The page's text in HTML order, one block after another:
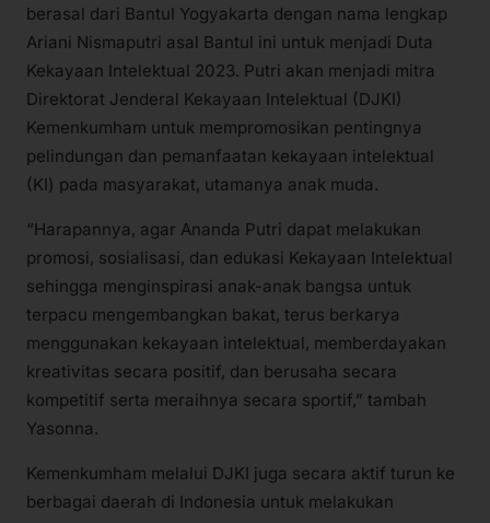
berasal dari Bantul Yogyakarta dengan nama lengkap
Ariani Nismaputri asal Bantul ini untuk menjadi Duta
Kekayaan Intelektual 2023. Putri akan menjadi mitra
Direktorat Jenderal Kekayaan Intelektual (DJKI)
Kemenkumham untuk mempromosikan pentingnya
pelindungan dan pemanfaatan kekayaan intelektual
(KI) pada masyarakat, utamanya anak muda.
“Harapannya, agar Ananda Putri dapat melakukan
promosi, sosialisasi, dan edukasi Kekayaan Intelektual
sehingga menginspirasi anak-anak bangsa untuk
terpacu mengembangkan bakat, terus berkarya
menggunakan kekayaan intelektual, memberdayakan
kreativitas secara positif, dan berusaha secara
kompetitif serta meraihnya secara sportif,” tambah
Yasonna.
Kemenkumham melalui DJKI juga secara aktif turun ke
berbagai daerah di Indonesia untuk melakukan